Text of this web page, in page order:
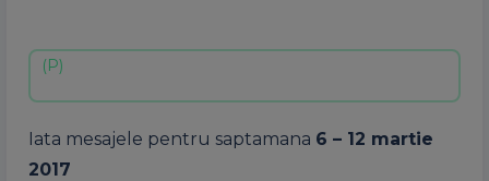
Iata mesajele pentru saptamana 6 – 12 martie
2017